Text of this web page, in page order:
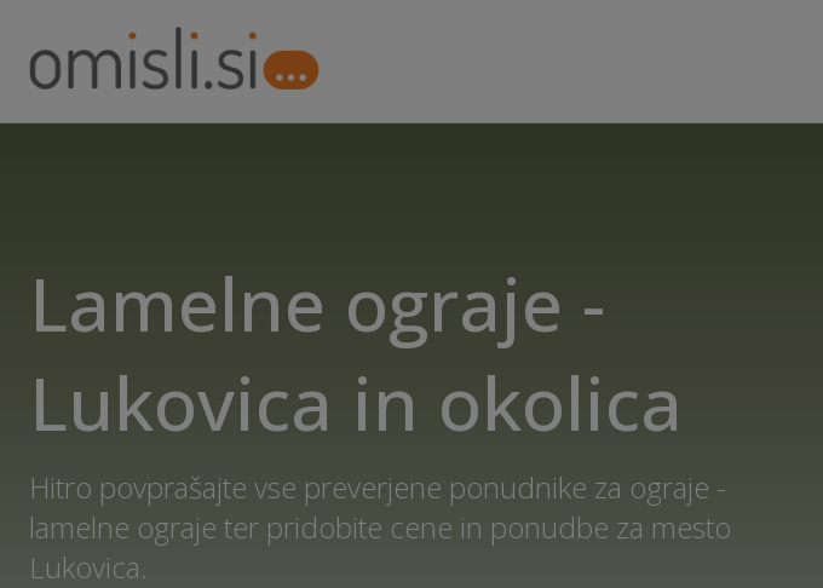
Lamelne ograje -
Lukovica in okolica
Hitro povprašajte vse preverjene ponudnike za ograje -
lamelne ograje ter pridobite cene in ponudbe za mesto
Lukovica.